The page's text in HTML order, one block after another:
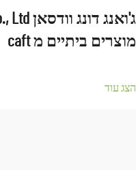
מוצרים ביתיים מ caft
הצג עוד